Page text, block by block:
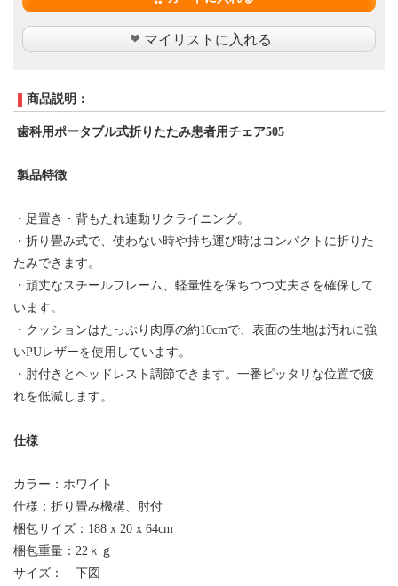
マイリストに入れる
商品説明：
歯科用ポータブル式折りたたみ患者用チェア505
製品特徴
・足置き・背もたれ連動リクライニング。
・折り畳み式で、使わない時や持ち運び時はコンパクトに折りた
たみできます。
・頑丈なスチールフレーム、軽量性を保ちつつ丈夫さを確保して
います。
・クッションはたっぷり肉厚の約10cmで、表面の生地は汚れに強
いPUレザーを使用しています。
・肘付きとヘッドレスト調節できます。一番ピッタリな位置で疲
れを低減します。
仕様
カラー：ホワイト
仕様：折り畳み機構、肘付
梱包サイズ： 188 x 20 x 64cm
梱包重量： 22ｋｇ
サイズ： 下図